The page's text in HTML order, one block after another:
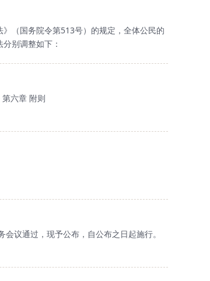
（国务院令第513号）的规定，全体公民的
别调整如下：
六章 附则
议通过，现予公布，自公布之日起施行。